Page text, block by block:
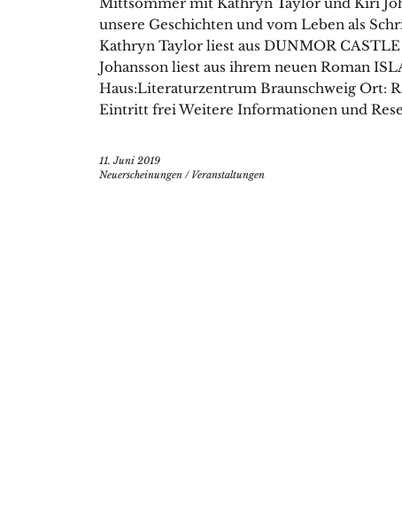
unsere Geschichten und vom Leben als
Kathryn Taylor liest aus DUNMOR
Johansson liest aus ihrem neuen Roman
Haus:Literaturzentrum Braunschweig Ort:
Eintritt frei Weitere Informationen und
11. Juni 2019
Neuerscheinungen / Veranstaltungen